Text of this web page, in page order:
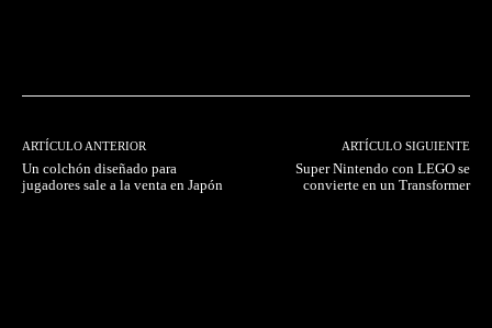
ARTÍCULO ANTERIOR
Un colchón diseñado para
jugadores sale a la venta en Japón
ARTÍCULO SIGUIENTE
Super Nintendo con LEGO se
convierte en un Transformer